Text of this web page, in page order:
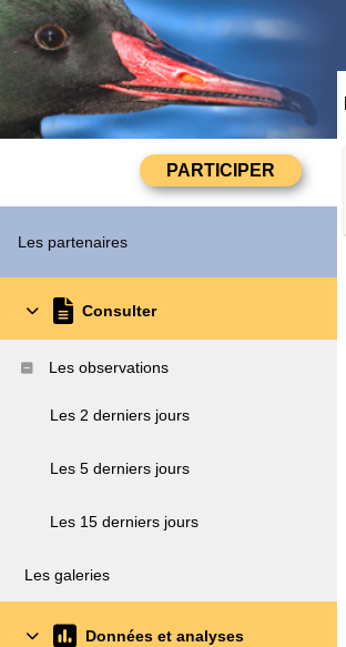
Les partenaires
Consulter
Les observations
Les 2 derniers jours
Les 5 derniers jours
Les 15 derniers jours
Les galeries
Données et analyses